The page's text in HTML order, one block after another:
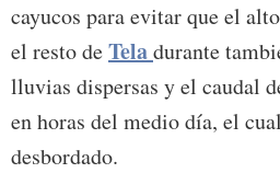
cayucos para evitar que el
el resto deTeladurante
lluvias dispersas y el caudal
en horas del medio día, el
desbordado.